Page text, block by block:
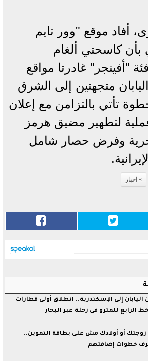
أفاد موقع "وور تايم
بأن كاسحتي ألغام
"أفينجر" غادرتا مواقع
متجهتين إلى الشرق
تأتي بالتزامن مع إعلان
لتطهير مضيق هرمز
وفرض حصار شامل
اخبار
اليابان إلى الإسكندرية.. انطلاق أولى قطارات
الرابع للمترو فى رحلة عبر البحار
زوجتك أو أولادك مش على بطاقة التموين..
خطوات إضافتهم